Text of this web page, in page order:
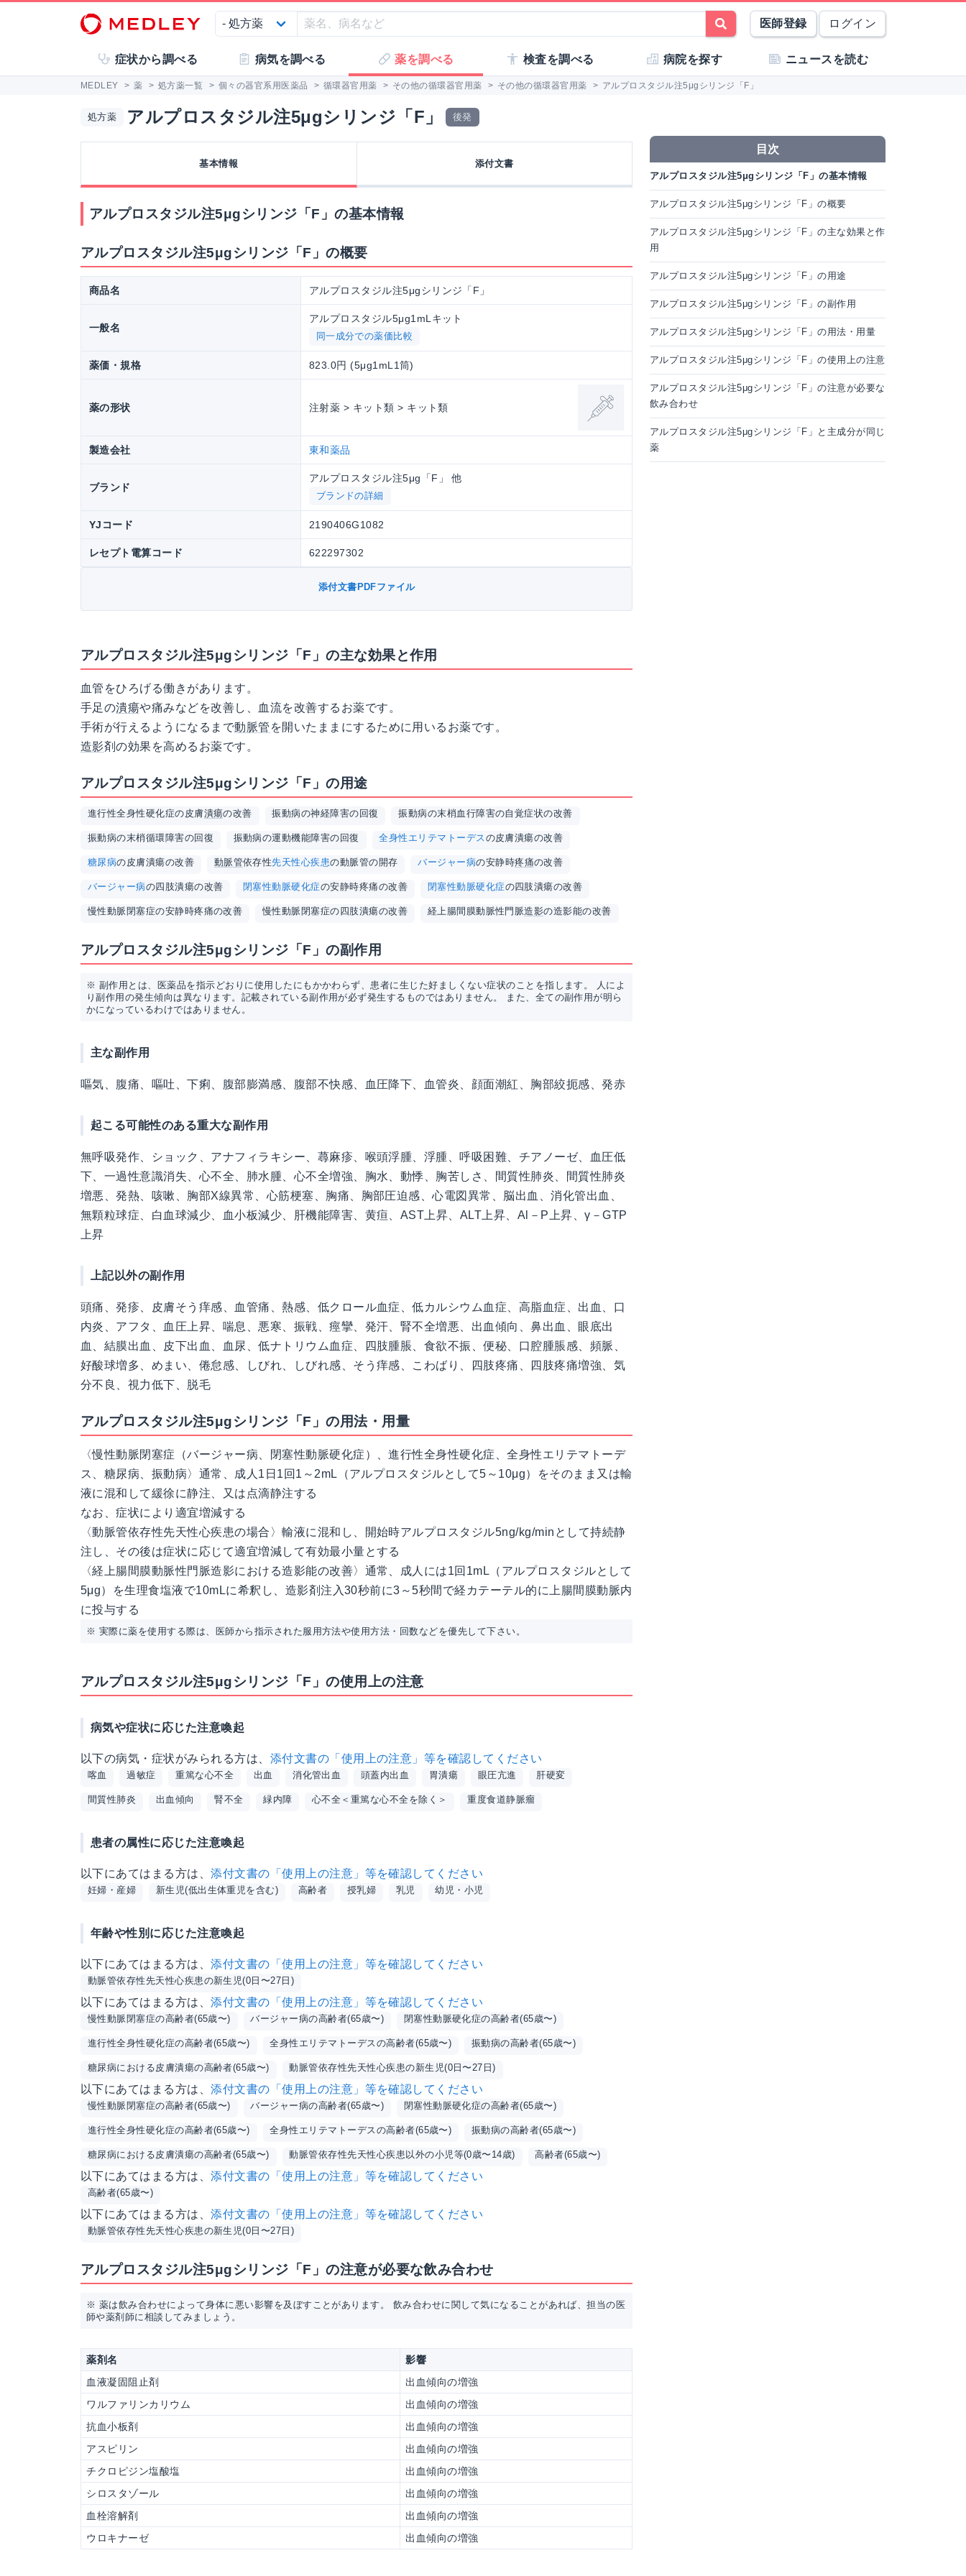
医師登録 ログイン
症状から調べる 病気を調べる 薬を調べる 検査を調べる 病院を探す ニュースを読む
MEDLEY > 薬 > 処方薬一覧 > 個々の器官系用医薬品 > 循環器官用薬 > その他の循環器官用薬 > その他の循環器官用薬 > アルプロスタジル注5μgシリンジ「F」
処方薬 アルプロスタジル注5μgシリンジ「F」 後発
基本情報 添付文書
アルプロスタジル注5μgシリンジ「F」の基本情報
アルプロスタジル注5μgシリンジ「F」の概要
商品名 アルプロスタジル注5μgシリンジ「F」
一般名
アルプロスタジル5μg1mLキット
同一成分での薬価比較
薬価・規格 823.0円 (5μg1mL1筒)
薬の形状 注射薬 > キット類 > キット類
製造会社 東和薬品
ブランド
アルプロスタジル注5μg「F」 他
ブランドの詳細
YJコード 2190406G1082
レセプト電算コード 622297302
添付文書PDFファイル
アルプロスタジル注5μgシリンジ「F」の主な効果と作用
血管をひろげる働きがあります。
手足の潰瘍や痛みなどを改善し、血流を改善するお薬です。
手術が行えるようになるまで動脈管 を開いたままにするために用いるお薬です。
造影剤の効果を高めるお薬です。
アルプロスタジル注5μgシリンジ「F」の用途
進行性全身性硬化症の皮膚潰瘍の改善 振動病の神経障害の回復 振動病の末梢血行障害の自覚症状の改善
振動病の末梢循環障害の回復 振動病の運動機能障害の回復 全身性エリテマトーデス の皮膚潰瘍の改善
糖尿病の皮膚潰瘍の改善 動脈管依存性先天性心疾患の動脈管の開存 バージャー病の安静時疼痛の改善
バージャー病の四肢潰瘍の改善 閉塞性動脈硬化症の安静時疼痛の改善 閉塞性動脈硬化症の四肢潰瘍の改善
慢性動脈閉塞症の安静時疼痛の改善 慢性動脈閉塞症の四肢潰瘍の改善 経上腸間膜動脈性門脈造影の造影能の改善
アルプロスタジル注5μgシリンジ「F」の副作用
※ 副作用とは、医薬品を指示どおりに使用したにもかかわらず、患者に生じた好ましくない症状のことを指します。 人によ
り副作用の発生傾向は異なります。記載されている副作用が必ず発生するものではありません。 また、全ての副作用が明ら
かになっているわけではありません。
主な副作用
嘔気、腹痛、嘔吐、下痢、腹部膨満感、腹部不快感、血圧降下、血管炎、顔面潮紅、胸部絞扼感、発赤
起こる可能性のある重大な副作用
無呼吸発作、ショック、アナフィラキシー、蕁麻疹、喉頭浮腫、浮腫、呼吸困難、チアノーゼ、血圧低
下、一過性意識消失、心不全、肺水腫、心不全増強、胸水、動悸、胸苦しさ、間質性肺炎、間質性肺炎
増悪、発熱、咳嗽、胸部X線異常、心筋梗塞、胸痛、胸部圧迫感、心電図異常、脳出血、消化管出血、
無顆粒球症、白血球減少、血小板減少、肝機能障害、黄疸、AST上昇、ALT上昇、Al－P上昇、γ－GTP
上昇
上記以外の副作用
頭痛、発疹、皮膚そう痒感、血管痛、熱感、低クロール血症、低カルシウム血症、高脂血症、出血、口
内炎、アフタ、血圧上昇、喘息、悪寒、振戦、痙攣、発汗、腎不全増悪、出血傾向、鼻出血、眼底出
血、結膜出血、皮下出血、血尿、低ナトリウム血症、四肢腫脹、食欲不振、便秘、口腔腫脹感、頻脈、
好酸球増多、めまい、倦怠感、しびれ、しびれ感、そう痒感、こわばり、四肢疼痛、四肢疼痛増強、気
分不良、視力低下、脱毛
アルプロスタジル注5μgシリンジ「F」の用法・用量
〈慢性動脈閉塞症（バージャー病、閉塞性動脈硬化症）、進行性全身性硬化症、全身性エリテマトーデ
ス、糖尿病、振動病〉通常、成人1日1回1～2mL（アルプロスタジルとして5～10μg）をそのまま又は輸
液に混和して緩徐に静注、又は点滴静注する
なお、症状により適宜増減する
〈動脈管依存性先天性心疾患の場合〉輸液に混和し、開始時アルプロスタジル5ng/kg/minとして持続静
注し、その後は症状に応じて適宜増減して有効最小量とする
〈経上腸間膜動脈性門脈造影における造影能の改善〉通常、成人には1回1mL（アルプロスタジルとして
5μg）を生理食塩液で10mLに希釈し、造影剤注入30秒前に3～5秒間で経カテーテル的に上腸間膜動脈内
に投与する
※ 実際に薬を使用する際は、医師から指示された服用方法や使用方法・回数などを優先して下さい。
アルプロスタジル注5μgシリンジ「F」の使用上の注意
病気や症状に応じた注意喚起
以下の病気・症状がみられる方は、 添付文書の「使用上の注意」等を確認してください
喀血 過敏症 重篤な心不全 出血 消化管出血 頭蓋内出血 胃潰瘍 眼圧亢進 肝硬変
間質性肺炎 出血傾向 腎不全 緑内障 心不全＜重篤な心不全を除く＞ 重度食道静脈瘤
患者の属性に応じた注意喚起
以下にあてはまる方は、添付文書の「使用上の注意」等を確認してください
妊婦・産婦 新生児(低出生体重児を含む) 高齢者 授乳婦 乳児 幼児・小児
年齢や性別に応じた注意喚起
以下にあてはまる方は、添付文書の「使用上の注意」等を確認してください
動脈管依存性先天性心疾患の新生児(0日〜27日)
以下にあてはまる方は、添付文書の「使用上の注意」等を確認してください
慢性動脈閉塞症の高齢者(65歳〜) バージャー病の高齢者(65歳〜) 閉塞性動脈硬化症の高齢者(65歳〜)
進行性全身性硬化症の高齢者(65歳〜) 全身性エリテマトーデスの高齢者(65歳〜) 振動病の高齢者(65歳〜)
糖尿病における皮膚潰瘍の高齢者(65歳〜) 動脈管依存性先天性心疾患の新生児(0日〜27日)
以下にあてはまる方は、添付文書の「使用上の注意」等を確認してください
慢性動脈閉塞症の高齢者(65歳〜) バージャー病の高齢者(65歳〜) 閉塞性動脈硬化症の高齢者(65歳〜)
進行性全身性硬化症の高齢者(65歳〜) 全身性エリテマトーデスの高齢者(65歳〜) 振動病の高齢者(65歳〜)
糖尿病における皮膚潰瘍の高齢者(65歳〜) 動脈管依存性先天性心疾患以外の小児等(0歳〜14歳) 高齢者(65歳〜)
以下にあてはまる方は、添付文書の「使用上の注意」等を確認してください
高齢者(65歳〜)
以下にあてはまる方は、添付文書の「使用上の注意」等を確認してください
動脈管依存性先天性心疾患の新生児(0日〜27日)
アルプロスタジル注5μgシリンジ「F」の注意が必要な飲み合わせ
※ 薬は飲み合わせによって身体に悪い影響を及ぼすことがあります。 飲み合わせに関して気になることがあれば、担当の医
師や薬剤師に相談してみましょう。
薬剤名
影響
血液凝固阻止剤
出血傾向の増強
ワルファリンカリウム
出血傾向の増強
抗血小板剤
出血傾向の増強
アスピリン
出血傾向の増強
チクロピジン塩酸塩
出血傾向の増強
シロスタゾール
出血傾向の増強
血栓溶解剤
出血傾向の増強
ウロキナーゼ
出血傾向の増強
目次
アルプロスタジル注5μgシリンジ「F」の基本情報
アルプロスタジル注5μgシリンジ「F」の概要
アルプロスタジル注5μgシリンジ「F」の主な効果と作
用
アルプロスタジル注5μgシリンジ「F」の用途
アルプロスタジル注5μgシリンジ「F」の副作用
アルプロスタジル注5μgシリンジ「F」の用法・用量
アルプロスタジル注5μgシリンジ「F」の使用上の注意
アルプロスタジル注5μgシリンジ「F」の注意が必要な
飲み合わせ
アルプロスタジル注5μgシリンジ「F」と主成分が同じ
薬